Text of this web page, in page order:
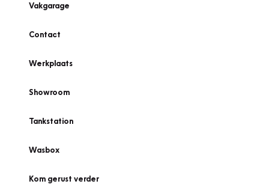
Vakgarage
Contact
Werkplaats
Showroom
Tankstation
Wasbox
Kom gerust verder